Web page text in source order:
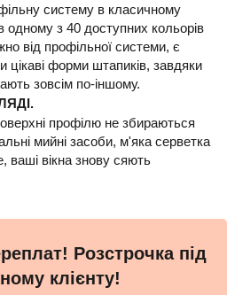
систему в класичному
одному з 40 доступних кольорів
від профільної системи, є
цікаві форми штапиків, завдяки
зовсім по-іншому.
профілю не збираються
мийні засоби, м'яка серветка
ваші вікна знову сяють
Розстрочка під
клієнту!